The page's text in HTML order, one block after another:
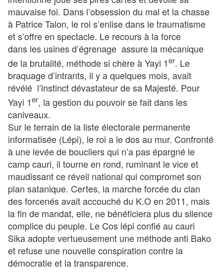
mauvaise foi. Dans l’obsession du mal et la chasse
à Patrice Talon, le roi s’enlise dans le traumatisme
et s’offre en spectacle. Le recours à la force
dans les usines d’égrenage assure la mécanique
de la brutalité, méthode si chère à Yayi 1er. Le
braquage d’intrants, il y a quelques mois, avait
révélé l’instinct dévastateur de sa Majesté. Pour
Yayi 1er, la gestion du pouvoir se fait dans les
caniveaux.
Sur le terrain de la liste électorale permanente
informatisée (Lépi), le roi a le dos au mur. Confronté
à une levée de boucliers qui n’a pas épargné le
camp cauri, il tourne en rond, ruminant le vice et
maudissant ce réveil national qui compromet son
plan satanique. Certes, la marche forcée du clan
des forcenés avait accouché du K.O en 2011, mais
la fin de mandat, elle, ne bénéficiera plus du silence
complice du peuple. Le Cos lépi confié au cauri
Sika adopte vertueusement une méthode anti Bako
et refuse une nouvelle conspiration contre la
démocratie et la transparence.